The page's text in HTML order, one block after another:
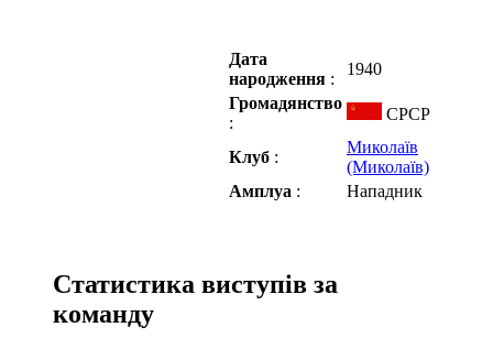
Дата
народження :
1940
Громадянство
:
СРСР
Клуб :
Миколаїв
(Миколаїв)
Амплуа : Нападник
Статистика виступів за
команду